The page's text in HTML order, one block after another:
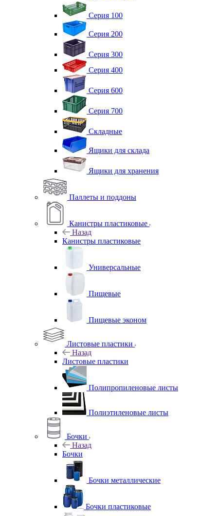
Серия 100
Серия 200
Серия 300
Серия 400
Серия 600
Серия 700
Складные
Ящики для склада
Ящики для хранения
Паллеты и поддоны
Канистры пластиковые
Назад
Канистры пластиковые
Универсальные
Пищевые
Пищевые эконом
Листовые пластики
Назад
Листовые пластики
Полипропиленовые листы
Полиэтиленовые листы
Бочки
Назад
Бочки
Бочки металлические
Бочки пластиковые